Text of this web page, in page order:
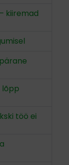
kiiremad
lõpp
töö ei